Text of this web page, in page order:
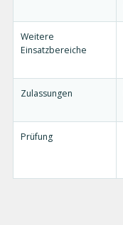
Weitere
Einsatzbereiche
Zulassungen
Prüfung